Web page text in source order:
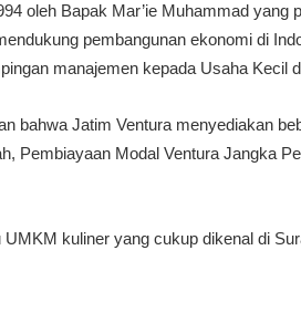
oleh Bapak Mar’ie Muhammad yang
pembangunan ekonomi di
manajemen kepada Usaha Kecil
bahwa Jatim Ventura menyediakan
Pembiayaan Modal Ventura Jangka
kuliner yang cukup dikenal di